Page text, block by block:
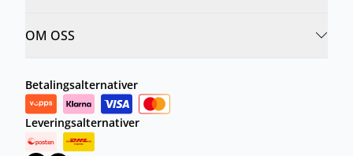
OM OSS
Betalingsalternativer
Leveringsalternativer